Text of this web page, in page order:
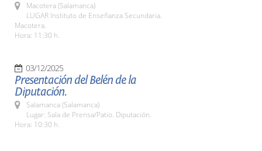
Macotera (Salamanca)
LUGAR Instituto de Enseñanza Secundaria.
Macotera.
Hora: 11:30 h.
03/12/2025
Presentación del Belén de la
Diputación.
Salamanca (Salamanca)
Lugar: Sala de Prensa/Patio. Diputación.
Hora: 10:30 h.